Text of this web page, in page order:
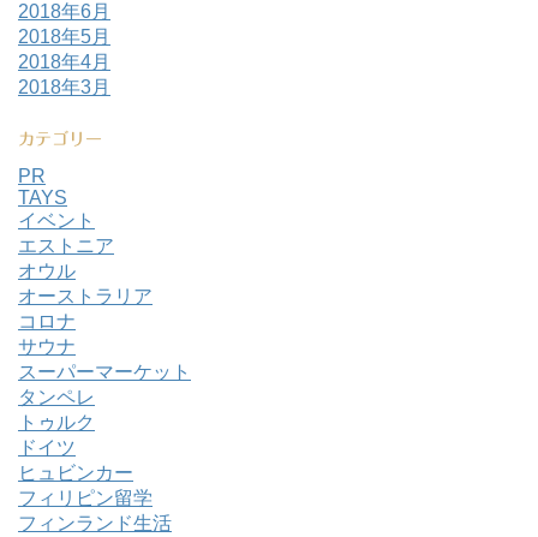
2018年6月
2018年5月
2018年4月
2018年3月
カテゴリー
PR
TAYS
イベント
エストニア
オウル
オーストラリア
コロナ
サウナ
スーパーマーケット
タンペレ
トゥルク
ドイツ
ヒュビンカー
フィリピン留学
フィンランド生活